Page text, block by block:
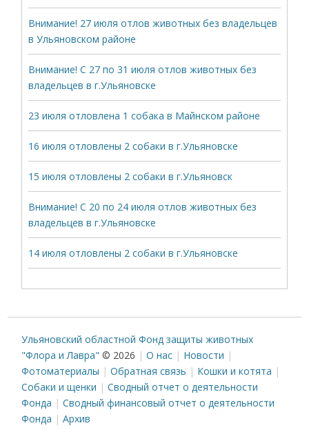
Внимание! 27 июля отлов животных без владельцев
в Ульяновском районе
Внимание! С 27 по 31 июля отлов животных без
владельцев в г.Ульяновске
23 июля отловлена 1 собака в Майнском районе
16 июля отловлены 2 собаки в г.Ульяновске
15 июля отловлены 2 собаки в г.Ульяновск
Внимание! С 20 по 24 июля отлов животных без
владельцев в г.Ульяновске
14 июля отловлены 2 собаки в г.Ульяновске
Ульяновский областной Фонд защиты животных
"Флора и Лавра" © 2026 О нас
Новости
Фотоматериалы
Обратная связь
Кошки и котята
Собаки и щенки
Сводный отчет о деятельности
Фонда
Сводный финансовый отчет о деятельности
Фонда
Архив